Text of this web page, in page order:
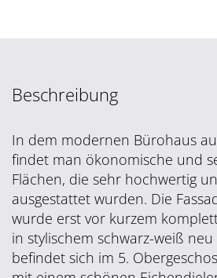
Beschreibung
In dem modernen Bürohaus
findet man ökonomische und
Flächen, die sehr hochwertig
ausgestattet wurden. Die
wurde erst vor kurzem
in stylischem schwarz-weiß
befindet sich im 5.